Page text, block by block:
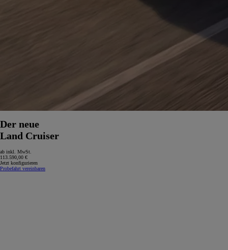
Der neue
Land Cruiser
ab inkl. MwSt.
113.590,00 €
Jetzt konfigurieren
Probefahrt vereinbaren